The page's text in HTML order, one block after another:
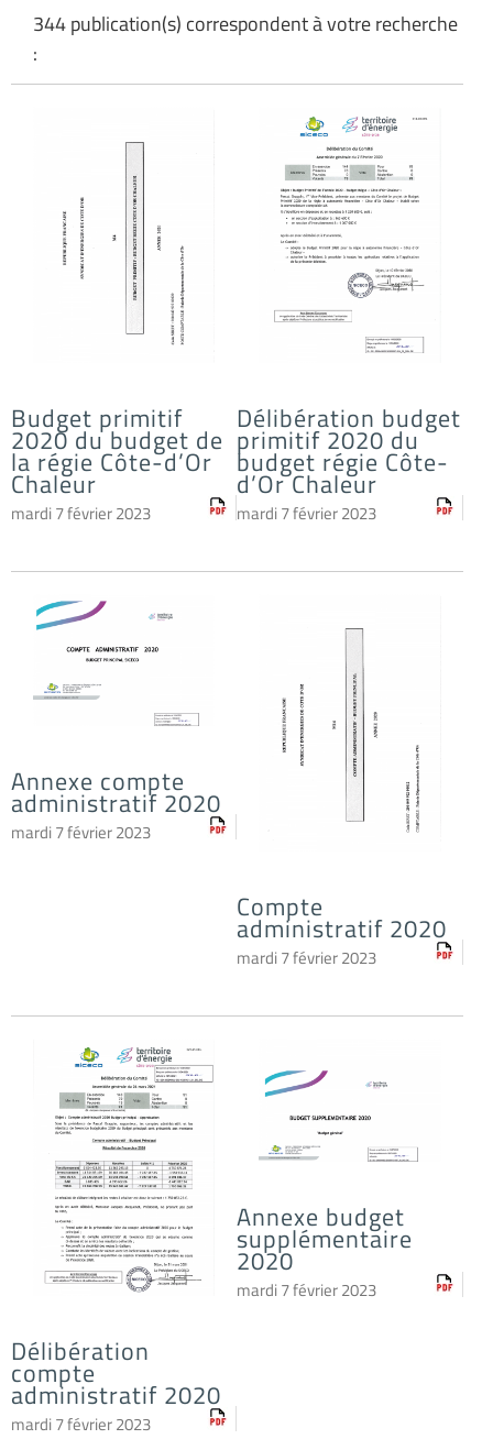
344 publication(s) correspondent à votre recherche
:
Budget primitif
2020 du budget de
la régie Côte-d’Or
Chaleur
mardi 7 février 2023
Délibération budget
primitif 2020 du
budget régie Côte-
d’Or Chaleur
mardi 7 février 2023
Annexe compte
administratif 2020
mardi 7 février 2023
Compte
administratif 2020
mardi 7 février 2023
Délibération
compte
administratif 2020
mardi 7 février 2023
Annexe budget
supplémentaire
2020
mardi 7 février 2023